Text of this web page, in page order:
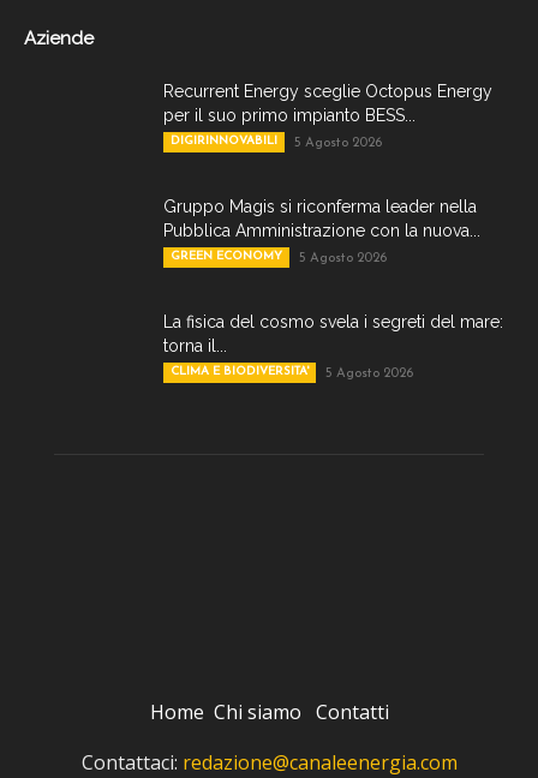
Aziende
Recurrent Energy sceglie Octopus Energy
per il suo primo impianto BESS...
DIGIRINNOVABILI 5 Agosto 2026
Gruppo Magis si riconferma leader nella
Pubblica Amministrazione con la nuova...
GREEN ECONOMY 5 Agosto 2026
La fisica del cosmo svela i segreti del mare:
torna il...
CLIMA E BIODIVERSITA' 5 Agosto 2026
Home Chi siamo Contatti
Contattaci: redazione@canaleenergia.com